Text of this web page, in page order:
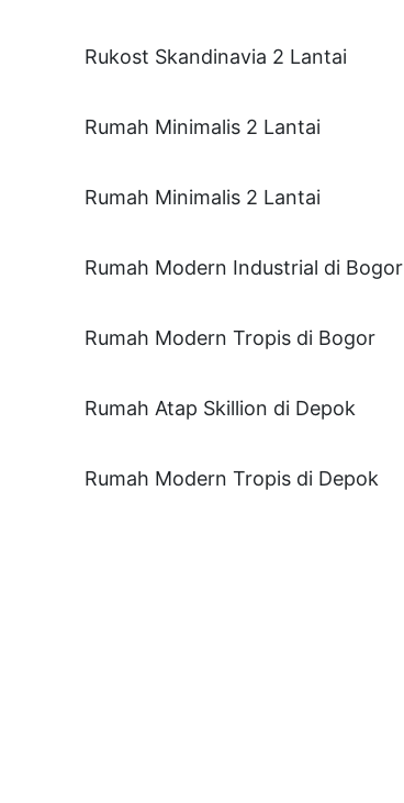
Rukost Skandinavia 2 Lantai
Rumah Minimalis 2 Lantai
Rumah Minimalis 2 Lantai
Rumah Modern Industrial di Bogor
Rumah Modern Tropis di Bogor
Rumah Atap Skillion di Depok
Rumah Modern Tropis di Depok